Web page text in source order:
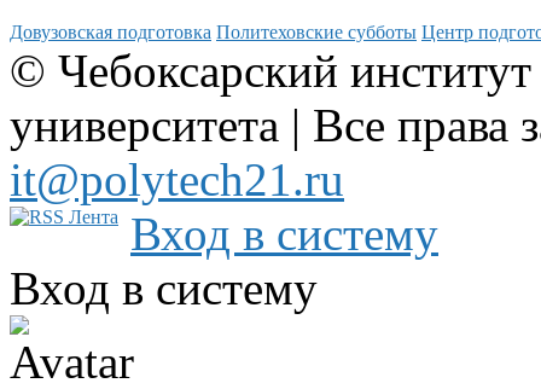
Довузовская подготовка Политеховские субботы Центр
© Чебоксарский
университета | Все
it@polytech21.ru
Вход в систему
Вход в систему